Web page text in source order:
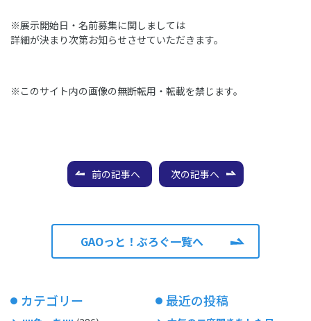
※展示開始日・名前募集に関しましては
詳細が決まり次第お知らせさせていただきます。
※このサイト内の画像の無断転用・転載を禁じます。
前の記事へ 次の記事へ
GAOっと！ぶろぐ一覧へ
カテゴリー 最近の投稿